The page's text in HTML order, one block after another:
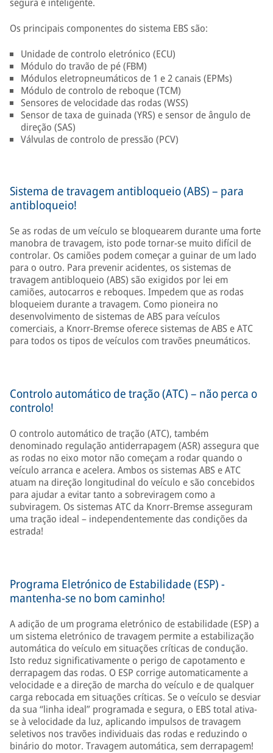
Os principais componentes do sistema EBS são:
Unidade de controlo eletrónico (ECU)
Módulo do travão de pé (FBM)
Módulos eletropneumáticos de 1 e 2 canais (EPMs)
Módulo de controlo de reboque (TCM)
Sensores de velocidade das rodas (WSS)
Sensor de taxa de guinada (YRS) e sensor de ângulo de
direção (SAS)
Válvulas de controlo de pressão (PCV)
Sistema de travagem antibloqueio (ABS) – para
antibloqueio!
Se as rodas de um veículo se bloquearem durante uma forte
manobra de travagem, isto pode tornar-se muito difícil de
controlar. Os camiões podem começar a guinar de um lado
para o outro. Para prevenir acidentes, os sistemas de
travagem antibloqueio (ABS) são exigidos por lei em
camiões, autocarros e reboques. Impedem que as rodas
bloqueiem durante a travagem. Como pioneira no
desenvolvimento de sistemas de ABS para veículos
comerciais, a Knorr-Bremse oferece sistemas de ABS e ATC
para todos os tipos de veículos com travões pneumáticos.
Controlo automático de tração (ATC) – não perca o
controlo!
O controlo automático de tração (ATC), também
denominado regulação antiderrapagem (ASR) assegura que
as rodas no eixo motor não começam a rodar quando o
veículo arranca e acelera. Ambos os sistemas ABS e ATC
atuam na direção longitudinal do veículo e são concebidos
para ajudar a evitar tanto a sobreviragem como a
subviragem. Os sistemas ATC da Knorr-Bremse asseguram
uma tração ideal – independentemente das condições da
estrada!
Programa Eletrónico de Estabilidade (ESP) -
mantenha-se no bom caminho!
A adição de um programa eletrónico de estabilidade (ESP) a
um sistema eletrónico de travagem permite a estabilização
automática do veículo em situações críticas de condução.
Isto reduz significativamente o perigo de capotamento e
derrapagem das rodas. O ESP corrige automaticamente a
velocidade e a direção de marcha do veículo e de qualquer
carga rebocada em situações críticas. Se o veículo se desviar
da sua “linha ideal” programada e segura, o EBS total ativa-
se à velocidade da luz, aplicando impulsos de travagem
seletivos nos travões individuais das rodas e reduzindo o
binário do motor. Travagem automática, sem derrapagem!